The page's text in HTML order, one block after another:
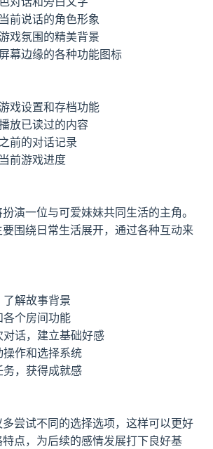
前说话的角色形象
戏氛围的精美背景
幕边缘的各种功能图标
戏设置和存档功能
放已读过的内容
前的对话记录
前游戏进度
演一位与可爱妹妹共同生活的主角。
围绕日常生活展开，通过各种互动来
解故事背景
个房间功能
话，建立基础好感
作和选择系统
，获得成就感
尝试不同的选择选项，这样可以更好
点，为后续的感情发展打下良好基